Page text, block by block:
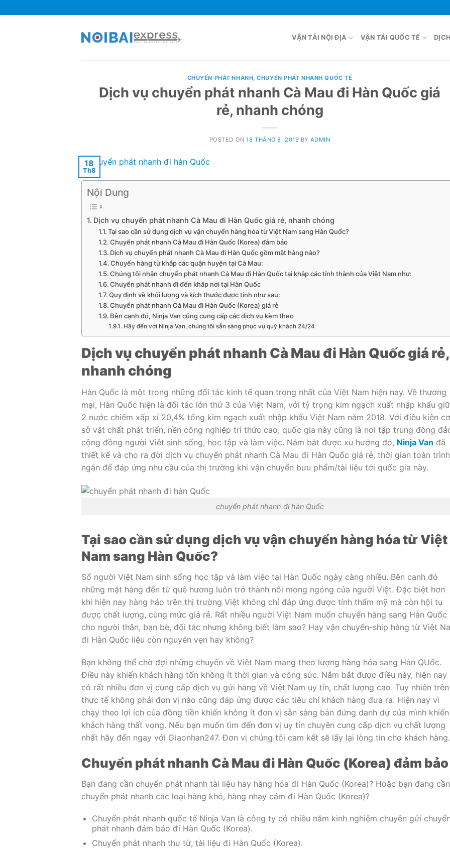
to
VẬN TẢI NỘI ĐỊA VẬN TẢI QUỐC TẾ
CHUYỂN PHÁT NHANH,CHUYỂN PHÁT NHANH QUỐC TẾ
Dịch vụ chuyển phát nhanh Cà Mau đi Hàn Quốc giá
rẻ, nhanh chóng
POSTED ON18 THÁNG 8, 2019 BY ADMIN
18
Th8
Nội Dung
Dịch vụ chuyển phát nhanh Cà Mau đi Hàn Quốc giá rẻ, nhanh chóng
Tại sao cần sử dụng dịch vụ vận chuyển hàng hóa từ Việt Nam sang Hàn Quốc?
Chuyển phát nhanh Cà Mau đi Hàn Quốc (Korea) đảm bảo
Dịch vụ chuyển phát nhanh Cà Mau đi Hàn Quốc gồm mặt hàng nào?
Chuyển hàng từ khắp các quận huyện tại Cà Mau:
Chúng tôi nhận chuyển phát nhanh Cà Mau đi Hàn Quốc tại khắp các tỉnh thành của Việt Nam như:
Chuyển phát nhanh đi đến khắp nơi tại Hàn Quốc
Quy định về khối lượng và kích thước được tính như sau:
Chuyển phát nhanh Cà Mau đi Hàn Quốc (Korea) giá rẻ
Bên cạnh đó, Ninja Van cũng cung cấp các dịch vụ kèm theo
Hãy đến với Ninja Van, chúng tôi sẵn sàng phục vụ quý khách 24/24
Dịch vụ chuyển phát nhanh Cà Mau đi Hàn Quốc giá rẻ,
nhanh chóng
Hàn Quốc là một trong những đối tác kinh tế quan trọng nhất của Việt Nam hiện nay. Về thương
mại, Hàn Quốc hiện là đối tác lớn thứ 3 của Việt Nam, với tỷ trọng kim ngạch xuất nhập khẩu
2 nước chiếm xấp xỉ 20,4% tổng kim ngạch xuất nhập khẩu Việt Nam năm 2018. Với điều kiện cơ
sở vật chất phát triển, nền công nghiệp trí thức cao, quốc gia này cũng là nơi tập trung đông
cộng đồng người Viêt sinh sống, học tập và làm việc. Nắm bắt được xu hướng đó, Ninja Van đã
thiết kế và cho ra đời dịch vụ chuyển phát nhanh Cà Mau đi Hàn Quốc giá rẻ, thời gian toàn trình
ngắn để đáp ứng nhu cầu của thị trường khi vận chuyển bưu phẩm/tài liệu tới quốc gia này.
chuyển phát nhanh đi hàn Quốc
Tại sao cần sử dụng dịch vụ vận chuyển hàng hóa từ Việt
Nam sang Hàn Quốc?
Số người Việt Nam sinh sống học tập và làm việc tại Hàn Quốc ngày càng nhiều. Bên cạnh đó
những mặt hàng đến từ quê hương luôn trở thành nỗi mong ngóng của người Việt. Đặc biệt hơn
khi hiện nay hàng háo trên thị trường Việt không chỉ đáp ứng được tính thẩm mỹ mà còn hội tụ
được chất lượng, cùng mức giá rẻ. Rất nhiều người Việt Nam muốn chuyển hàng sang Hàn Quốc
cho người thân, bạn bè, đối tác nhưng không biết làm sao? Hay vận chuyển-ship hàng từ Việt
đi Hàn Quốc liệu còn nguyên vẹn hay không?
Bạn không thể chờ đợi những chuyến về Việt Nam mang theo lượng hàng hóa sang Hàn QUốc.
Điều này khiến khách hàng tốn không ít thời gian và công sức. Nắm bắt được điều này, hiện nay
có rất nhiều đơn vị cung cấp dịch vụ gửi hàng về Việt Nam uy tín, chất lượng cao. Tuy nhiên trên
thực tế không phải đơn vị nào cũng đáp ứng được các tiêu chí khách hàng đưa ra. Hiện nay vì
chạy theo lợi ích của đồng tiền khiến không ít đơn vị sẵn sàng bán đứng danh dự của mình khiến
khách hàng thất vọng. Nếu bạn muốn tìm đến đơn vị uy tín chuyên cung cấp dịch vụ chất lượng
nhất hãy đến ngay với Giaonhan247. Đơn vị chúng tôi cam kết sẽ lấy lại lòng tin cho khách hàng.
Chuyển phát nhanh Cà Mau đi Hàn Quốc (Korea) đảm bảo
Bạn đang cần chuyển phát nhanh tài liệu hay hàng hóa đi Hàn Quốc (Korea)? Hoặc bạn đang cần
chuyển phát nhanh các loại hàng khó, hàng nhạy cảm đi Hàn Quốc (Korea)?
Chuyển phát nhanh quốc tế Ninja Van là công ty có nhiều năm kinh nghiệm chuyên gửi
phát nhanh đảm bảo đi Hàn Quốc (Korea).
Chuyển phát nhanh thư từ, tài liệu đi Hàn Quốc (Korea).